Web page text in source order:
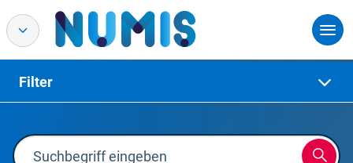
Filter